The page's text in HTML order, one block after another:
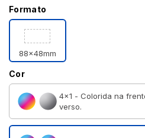
Formato
88x48mm
Cor
4×1 - Colorida na
verso.